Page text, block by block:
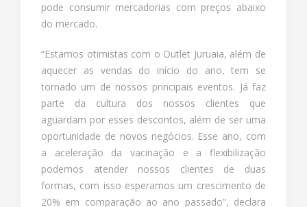
pode consumir mercadorias com preços abaixo
do mercado.
“Estamos otimistas com o Outlet Juruaia, além de
aquecer as vendas do início do ano, tem se
tornado um de nossos principais eventos. Já faz
parte da cultura dos nossos clientes que
aguardam por esses descontos, além de ser uma
oportunidade de novos negócios. Esse ano, com
a aceleração da vacinação e a flexibilização
podemos atender nossos clientes de duas
formas, com isso esperamos um crescimento de
20% em comparação ao ano passado”, declara